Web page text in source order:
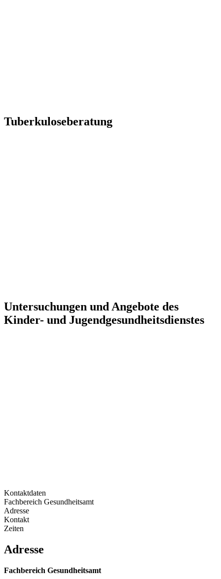
Tuberkuloseberatung
Untersuchungen und Angebote des
Kinder- und Jugendgesundheitsdienstes
Kontaktdaten
Fachbereich Gesundheitsamt
Adresse
Kontakt
Zeiten
Adresse
Fachbereich Gesundheitsamt